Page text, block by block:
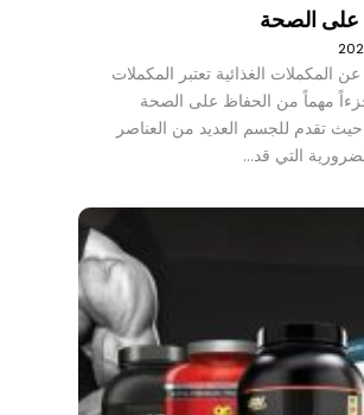
على الصحة
المكملات الغذائية تعتبر المكملات
جزءاً مهماً من الحفاظ على الصحة
حيث تقدم للجسم العديد من العناصر
التي قد…